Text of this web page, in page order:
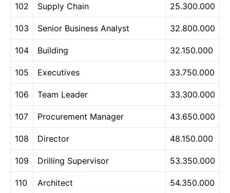
102 Supply Chain 25.300.000
103 Senior Business Analyst 32.800.000
104 Building 32.150.000
105 Executives 33.750.000
106 Team Leader 33.300.000
107 Procurement Manager 43.650.000
108 Director 48.150.000
109 Drilling Supervisor 53.350.000
110 Architect 54.350.000